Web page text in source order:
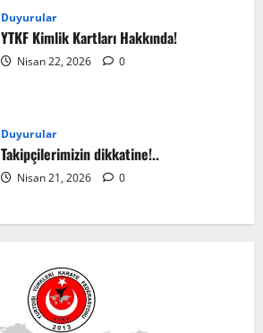
Duyurular
YTKF Kimlik Kartları Hakkında!
Nisan 22, 2026 0
Duyurular
Takipçilerimizin dikkatine!..
Nisan 21, 2026 0